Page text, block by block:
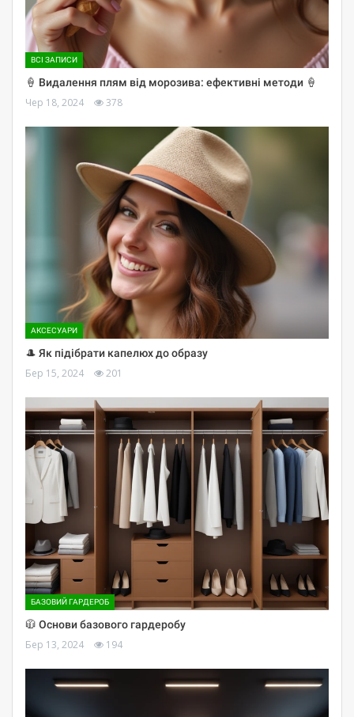
ВСІ ЗАПИСИ
🍦 Видалення плям від морозива: ефективні методи 🍦
Чер 18, 2024 378
АКСЕСУАРИ
🎩 Як підібрати капелюх до образу
Бер 15, 2024 201
БАЗОВИЙ ГАРДЕРОБ
🧥 Основи базового гардеробу
Бер 13, 2024 194